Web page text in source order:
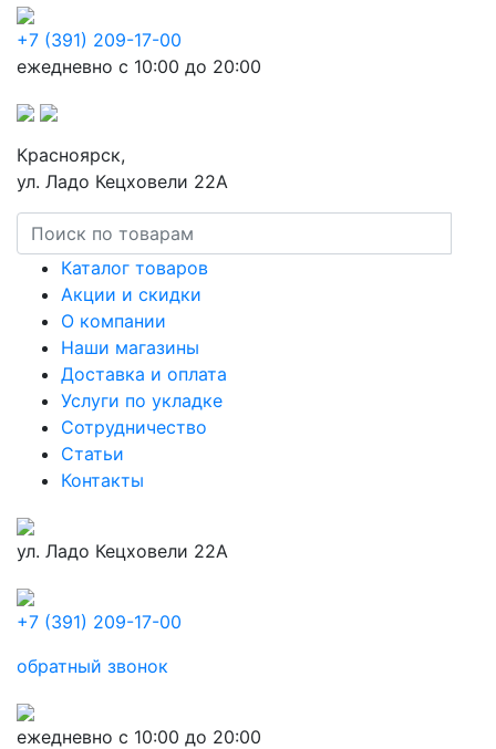
+7 (391) 209-17-00
ежедневно с 10:00 до 20:00
Красноярск,
ул. Ладо Кецховели 22А
Каталог товаров
Акции и скидки
О компании
Наши магазины
Доставка и оплата
Услуги по укладке
Сотрудничество
Статьи
Контакты
ул. Ладо Кецховели 22А
+7 (391) 209-17-00
обратный звонок
ежедневно с 10:00 до 20:00